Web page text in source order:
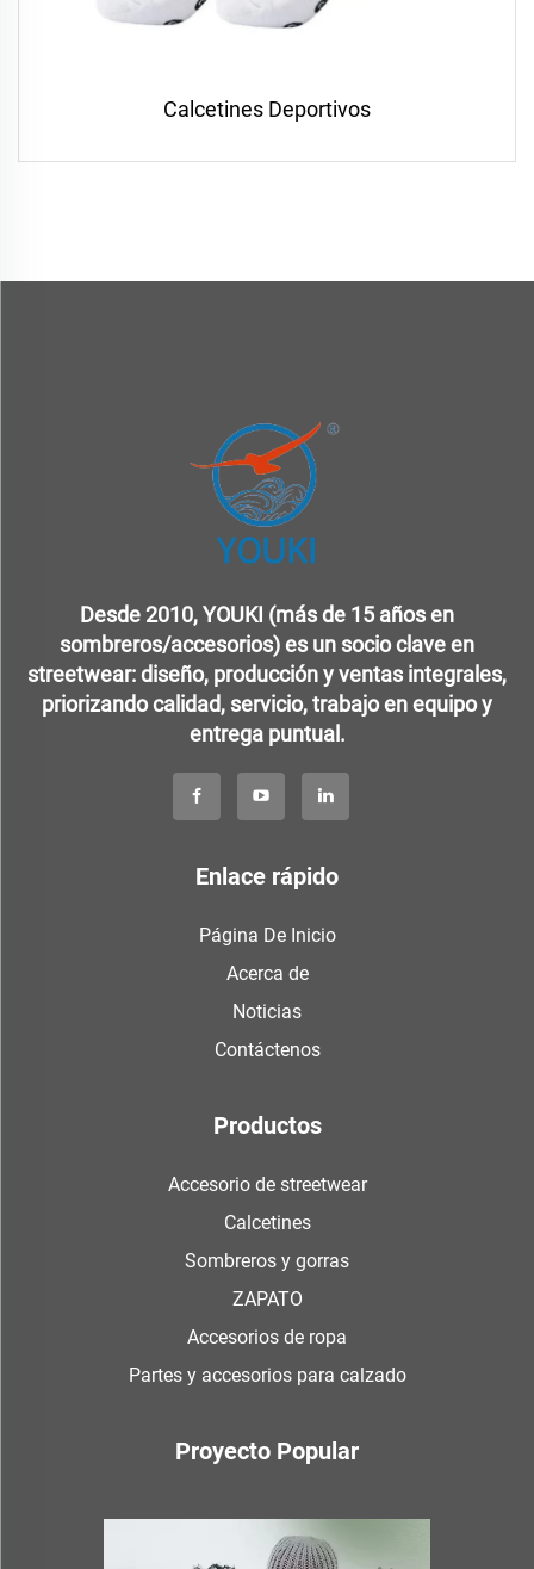
Calcetines Deportivos
Desde 2010, YOUKI (más de 15 años en
sombreros/accesorios) es un socio clave en
streetwear: diseño, producción y ventas integrales,
priorizando calidad, servicio, trabajo en equipo y
entrega puntual.
Enlace rápido
Página De Inicio
Acerca de
Noticias
Contáctenos
Productos
Accesorio de streetwear
Calcetines
Sombreros y gorras
ZAPATO
Accesorios de ropa
Partes y accesorios para calzado
Proyecto Popular